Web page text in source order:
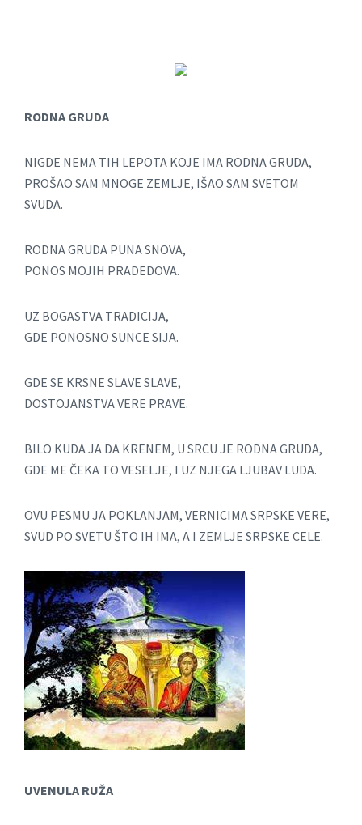
RODNA GRUDA
NIGDE NEMA TIH LEPOTA KOJE IMA RODNA GRUDA,
PROŠAO SAM MNOGE ZEMLJE, IŠAO SAM SVETOM
SVUDA.
RODNA GRUDA PUNA SNOVA,
PONOS MOJIH PRADEDOVA.
UZ BOGASTVA TRADICIJA,
GDE PONOSNO SUNCE SIJA.
GDE SE KRSNE SLAVE SLAVE,
DOSTOJANSTVA VERE PRAVE.
BILO KUDA JA DA KRENEM, U SRCU JE RODNA GRUDA,
GDE ME ČEKA TO VESELJE, I UZ NJEGA LJUBAV LUDA.
OVU PESMU JA POKLANJAM, VERNICIMA SRPSKE VERE,
SVUD PO SVETU ŠTO IH IMA, A I ZEMLJE SRPSKE CELE.
UVENULA RUŽA